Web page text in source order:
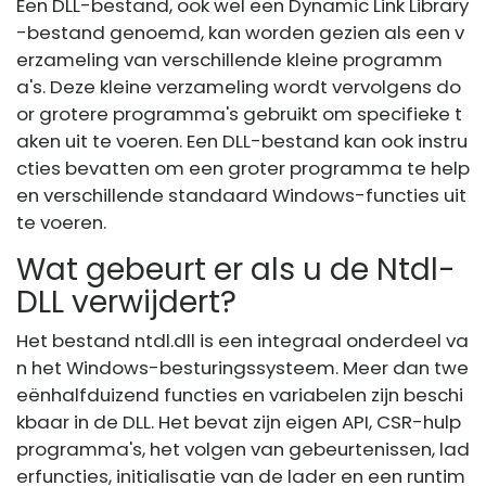
Een DLL-bestand, ook wel een Dynamic Link Library
-bestand genoemd, kan worden gezien als een v
erzameling van verschillende kleine programm
a's. Deze kleine verzameling wordt vervolgens do
or grotere programma's gebruikt om specifieke t
aken uit te voeren. Een DLL-bestand kan ook instru
cties bevatten om een ​​groter programma te help
en verschillende standaard Windows-functies uit
te voeren.
Wat gebeurt er als u de Ntdl-
DLL verwijdert?
Het bestand ntdl.dll is een integraal onderdeel va
n het Windows-besturingssysteem. Meer dan twe
eënhalfduizend functies en variabelen zijn beschi
kbaar in de DLL. Het bevat zijn eigen API, CSR-hulp
programma's, het volgen van gebeurtenissen, lad
erfuncties, initialisatie van de lader en een runtim